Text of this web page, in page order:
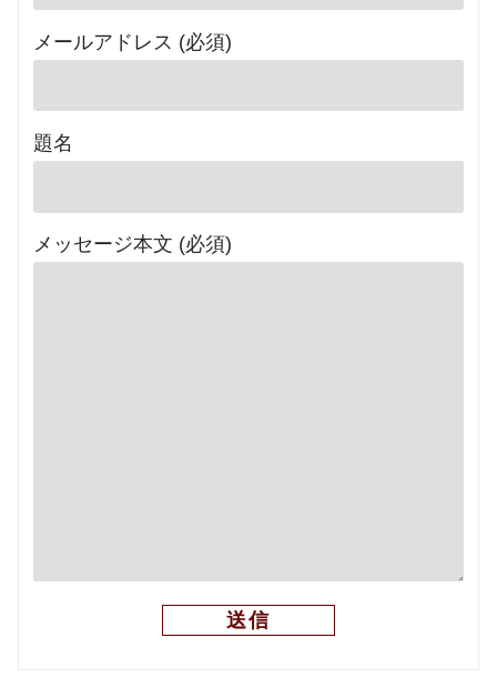
メールアドレス (必須)
題名
メッセージ本文 (必須)